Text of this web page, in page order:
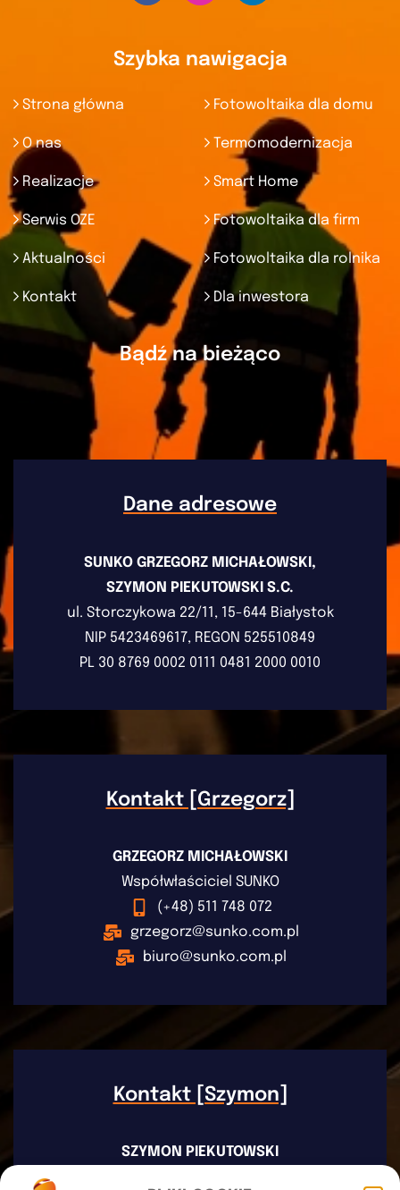
Szybka nawigacja
Strona główna Fotowoltaika dla domu
O nas Termomodernizacja
Realizacje Smart Home
Serwis OZE Fotowoltaika dla firm
Aktualności Fotowoltaika dla rolnika
Kontakt Dla inwestora
Bądź na bieżąco
Dane adresowe
SUNKO GRZEGORZ MICHAŁOWSKI,
SZYMON PIEKUTOWSKI S.C.
ul. Storczykowa 22/11, 15-644 Białystok
NIP 5423469617, REGON 525510849
PL 30 8769 0002 0111 0481 2000 0010
Kontakt [Grzegorz]
GRZEGORZ MICHAŁOWSKI
Współwłaściciel SUNKO
(+48) 511 748 072
grzegorz@sunko.com.pl
biuro@sunko.com.pl
Kontakt [Szymon]
SZYMON PIEKUTOWSKI